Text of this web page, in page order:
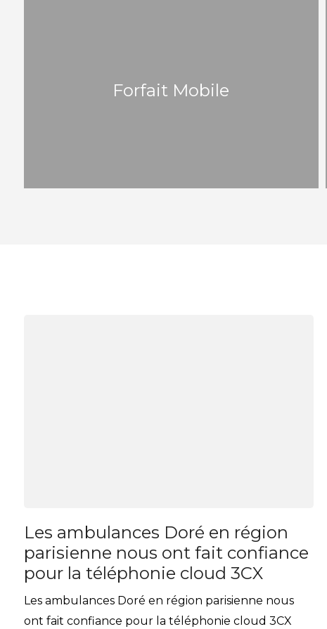
Forfait Mobile
Les ambulances Doré en région
parisienne nous ont fait confiance
pour la téléphonie cloud 3CX
Les ambulances Doré en région parisienne nous
ont fait confiance pour la téléphonie cloud 3CX